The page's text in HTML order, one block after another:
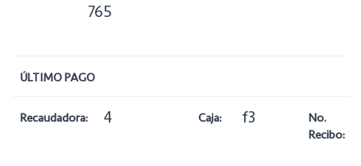
765
ÚLTIMO PAGO
Recaudadora: 4 Caja: f3
No.
Recibo: